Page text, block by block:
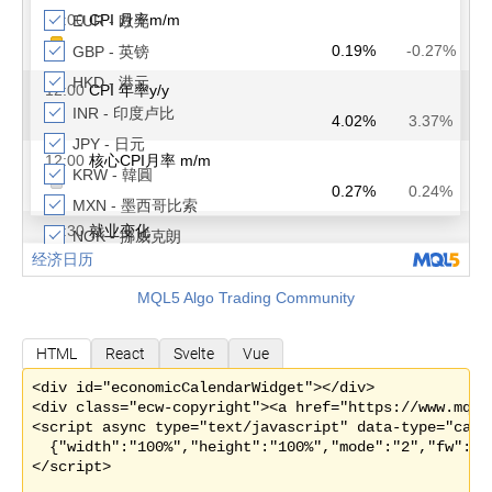
MQL5 Algo Trading Community
HTML React Svelte Vue